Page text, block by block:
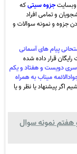
وبسایتجزوه سیتیکه
و تمامی افراد
جزوه و نمونه سوالات و
پیام های آسمانی
قرار داده شده
سری دویست و هفتاد و یکم
آسمانی 1401 دبیرستان جوادالائمه میناب به همراه
اگر پیشنهاد یا نظر و یا
هفتم نمونه سوال